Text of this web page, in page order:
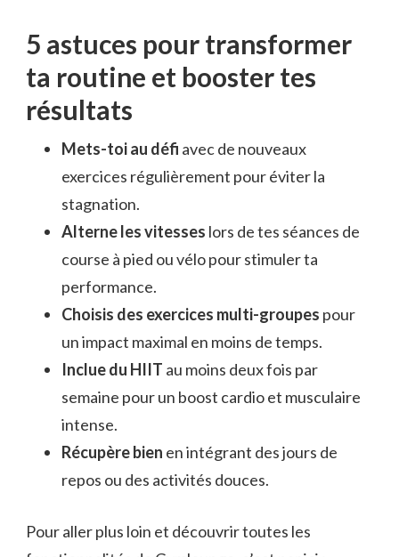
5 astuces pour transformer
ta routine et booster tes
résultats
Mets-toi au défi avec de nouveaux
exercices régulièrement pour éviter la
stagnation.
Alterne les vitesses lors de tes séances de
course à pied ou vélo pour stimuler ta
performance.
Choisis des exercices multi-groupes pour
un impact maximal en moins de temps.
Inclue du HIIT au moins deux fois par
semaine pour un boost cardio et musculaire
intense.
Récupère bien en intégrant des jours de
repos ou des activités douces.
Pour aller plus loin et découvrir toutes les